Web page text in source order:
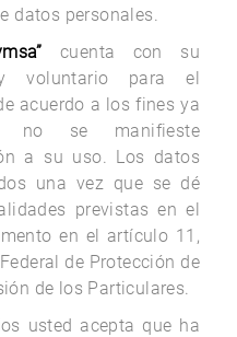
datos personales.
cuenta con su
voluntario para el
acuerdo a los fines ya
no se manifieste
a su uso. Los datos
una vez que se dé
previstas en el
en el artículo 11,
de Protección de
de los Particulares.
usted acepta que ha